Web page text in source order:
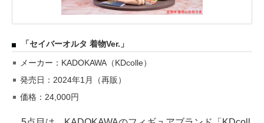
「セイバーオルタ 着物Ver.」
メーカー：KADOKAWA（KDcolle）
発売日：2024年1月（再販）
価格：24,000円